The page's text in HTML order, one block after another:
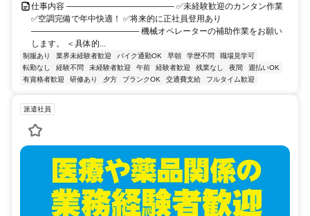
仕事内容 ――――――――――――― ✅未経験歓迎のカンタン作業
✅空調完備で年中快適！ ✅将来的に正社員登用あり
――――――――――――― 機械オペレーターの補助作業をお願い
します。 ＜具体的...
制服あり 業界未経験者歓迎 バイク通勤OK 早朝 学歴不問
職場見学可
転勤なし
経験不問 未経験者歓迎 午前 経験者歓迎 残業なし 夜間
週払いOK
有資格者歓迎
研修あり 夕方 ブランクOK 交通費支給 フルタイム歓迎
派遣社員